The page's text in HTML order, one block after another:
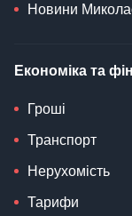
Новини
Економіка та
Гроші
Транспорт
Нерухомість
Тарифи